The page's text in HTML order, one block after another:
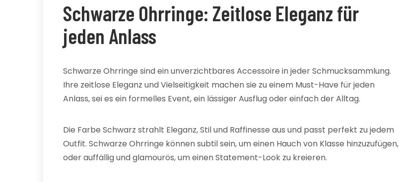
Schwarze Ohrringe: Zeitlose Eleganz für
jeden Anlass
Schwarze Ohrringe sind ein unverzichtbares Accessoire in jeder Schmucksammlung.
Ihre zeitlose Eleganz und Vielseitigkeit machen sie zu einem Must-Have für jeden
Anlass, sei es ein formelles Event, ein lässiger Ausflug oder einfach der Alltag.
Die Farbe Schwarz strahlt Eleganz, Stil und Raffinesse aus und passt perfekt zu jedem
Outfit. Schwarze Ohrringe können subtil sein, um einen Hauch von Klasse hinzuzufügen,
oder auffällig und glamourös, um einen Statement-Look zu kreieren.